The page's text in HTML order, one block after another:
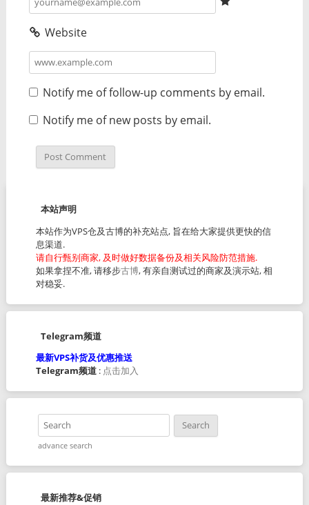
Website
Notify me of follow-up comments by email.
Notify me of new posts by email.
本站声明
本站作为VPS仓及古博的补充站点, 旨在给大家提供更快的信
息渠道.
请自行甄别商家, 及时做好数据备份及相关风险防范措施.
如果拿捏不准, 请移步古博, 有亲自测试过的商家及演示站, 相
对稳妥.
Telegram频道
最新VPS补货及优惠推送
Telegram频道: 点击加入
advance search
最新推荐&促销